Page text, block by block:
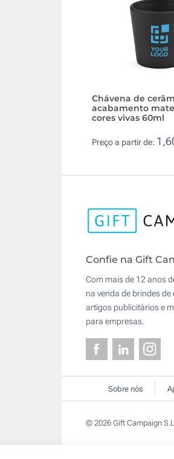
Chávena de
acabamento
cores vivas 60ml
Preço a partir de:
Confie na Gift
Com mais de 12 anos
na venda de brindes de
artigos publicitários e
para empresas.
Sobre nós
© 2026 Gift Campaign